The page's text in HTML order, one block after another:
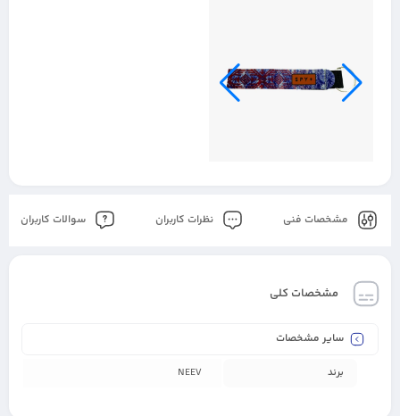
مشخصات فنی نظرات کاربران سوالات کاربران
مشخصات کلی
سایر مشخصات
برند NEEV